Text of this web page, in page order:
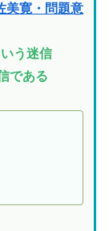
美寛・問題意
う迷信
である